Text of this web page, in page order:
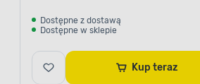
Dostępne z dostawą
Dostępne w sklepie
Kup teraz